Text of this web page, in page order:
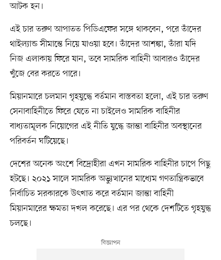
আটক হন।
এই চার তরুণ আপাতত পিডিএফের সঙ্গে থাকবেন, পরে তাঁদের
থাইল্যান্ড সীমান্তে নিয়ে যাওয়া হবে। তাঁদের আশঙ্কা, তাঁরা যদি
নিজ এলাকায় ফিরে যান, তবে সামরিক বাহিনী আবারও তাঁদের
খুঁজে বের করতে পারে।
মিয়ানমারে চলমান গৃহযুদ্ধে বর্তমান বাস্তবতা হলো, এই চার তরুণ
সেনাবাহিনীতে ফিরে যেতে না চাইলেও সামরিক বাহিনীর
বাধ্যতামূলক নিয়োগের এই নীতি যুদ্ধে জান্তা বাহিনীর অবস্থানের
পরিবর্তন ঘটিয়েছে।
দেশের অনেক অংশে বিদ্রোহীরা এখন সামরিক বাহিনীর চাপে পিছু
হটছে। ২০২১ সালে সামরিক অভ্যুত্থানের মাধ্যেম গণতান্ত্রিকভাবে
নির্বাচিত সরকারকে উৎখাত করে বর্তমান জান্তা বাহিনী
মিয়ানমারের ক্ষমতা দখল করেছে। এর পর থেকে দেশটিতে গৃহযুদ্ধ
চলছে।